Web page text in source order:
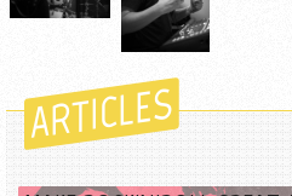
ARTICLES